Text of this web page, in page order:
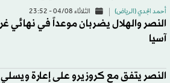
أحمد الجدي (الرياض) الثلاثاء 04/08 - 23:52
النصر والهلال يضربان موعداً في نهائي
آسيا
النصر يتفق مع كروزيرو على إعارة